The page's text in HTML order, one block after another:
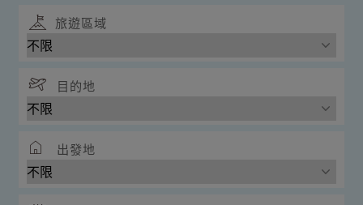
旅遊區域
目的地
出發地